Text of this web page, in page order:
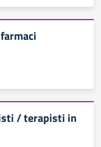
/ terapisti in